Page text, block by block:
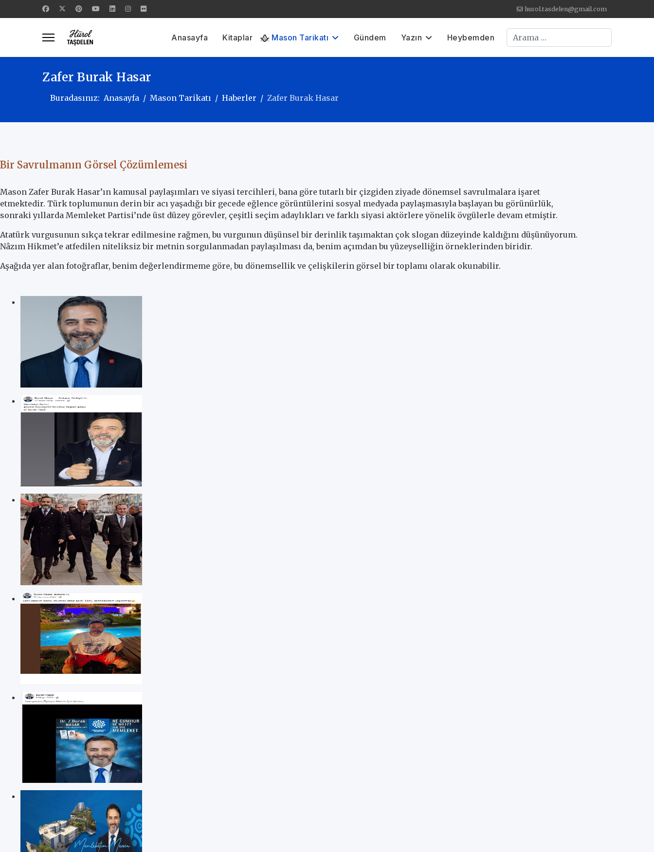
hurol.tasdelen@gmail.com
Anasayfa Kitaplar Mason Tarikatı Gündem Yazın Heybemden Arama
Zafer Burak Hasar
Buradasınız: Anasayfa Mason Tarikatı Haberler Zafer Burak Hasar
Bir Savrulmanın Görsel Çözümlemesi
Mason Zafer Burak Hasar’ın kamusal paylaşımları ve siyasi tercihleri, bana göre tutarlı bir çizgiden ziyade dönemsel savrulmalara işaret
etmektedir. Türk toplumunun derin bir acı yaşadığı bir gecede eğlence görüntülerini sosyal medyada paylaşmasıyla başlayan bu görünürlük,
sonraki yıllarda Memleket Partisi’nde üst düzey görevler, çeşitli seçim adaylıkları ve farklı siyasi aktörlere yönelik övgülerle devam etmiştir.
Atatürk vurgusunun sıkça tekrar edilmesine rağmen, bu vurgunun düşünsel bir derinlik taşımaktan çok slogan düzeyinde kaldığını düşünüyorum.
Nâzım Hikmet’e atfedilen niteliksiz bir metnin sorgulanmadan paylaşılması da, benim açımdan bu yüzeyselliğin örneklerinden biridir.
Aşağıda yer alan fotoğraflar, benim değerlendirmeme göre, bu dönemsellik ve çelişkilerin görsel bir toplamı olarak okunabilir.